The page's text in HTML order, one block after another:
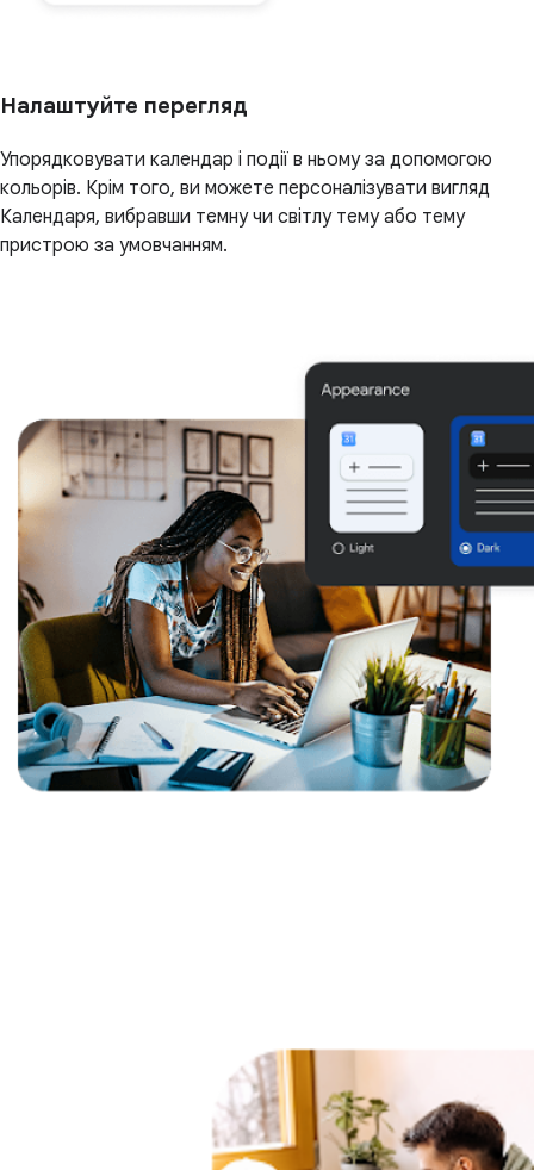
Налаштуйте перегляд
Упорядковувати календар і події в ньому за допомогою
кольорів. Крім того, ви можете персоналізувати вигляд
Календаря, вибравши темну чи світлу тему або тему
пристрою за умовчанням.